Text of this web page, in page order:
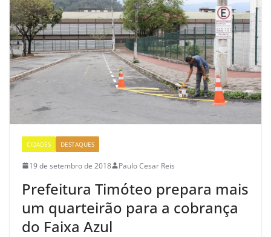
CIDADES DESTAQUES
19 de setembro de 2018 Paulo Cesar Reis
Prefeitura Timóteo prepara mais
um quarteirão para a cobrança
do Faixa Azul